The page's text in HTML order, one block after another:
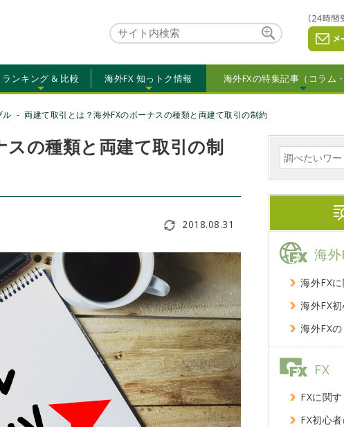
ランキング & 比較 海外FX 知っトク情報 海外FXの特集記事（コラム
ル 両建て取引とは？海外FXのボーナスの種類と両建て取引の制約
の種類と両建て取引の制
2018.08.31
海外
海外FX
海外FX
海外FX
FX
FXに関
FX初心